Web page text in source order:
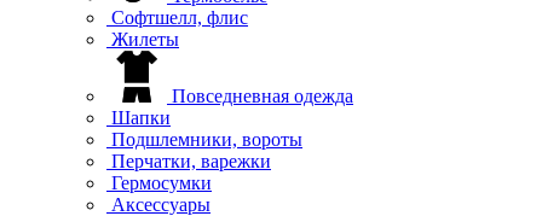
Софтшелл, флис
Жилеты
Повседневная одежда
Шапки
Подшлемники, вороты
Перчатки, варежки
Гермосумки
Аксессуары